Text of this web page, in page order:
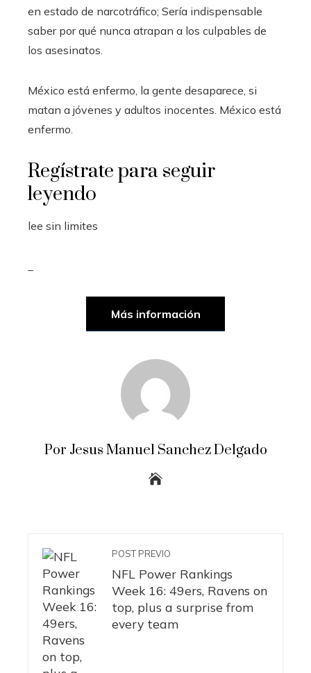
en estado de narcotráfico; Sería indispensable
saber por qué nunca atrapan a los culpables de
los asesinatos.
México está enfermo, la gente desaparece, si
matan a jóvenes y adultos inocentes. México está
enfermo.
Regístrate para seguir
leyendo
lee sin limites
Más información
Por Jesus Manuel Sanchez Delgado
POST PREVIO
NFL Power Rankings
Week 16: 49ers, Ravens on
top, plus a surprise from
every team